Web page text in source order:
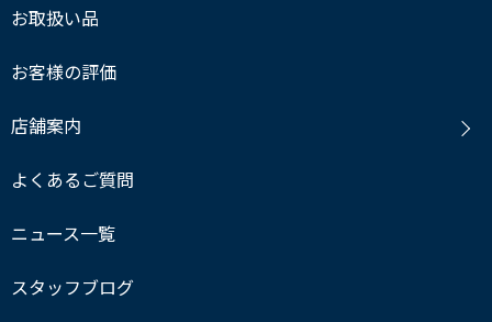
お取扱い品
お客様の評価
店舗案内
よくあるご質問
ニュース一覧
スタッフブログ